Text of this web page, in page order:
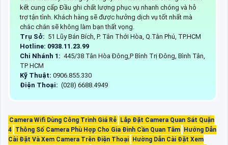
kết cung cấp Đầu ghi chất lượng phục vụ nhanh chóng và hỗ
trợ tận tình. Khách hàng sẽ được hưởng dịch vụ tốt nhất mà
chắc chắn sẽ không làm bạn thất vọng.
Trụ Sở: 51 Lũy Bán Bích, P. Tân Thới Hòa, Q.Tân Phú, TP.HCM
Hotline: 0938.11.23.99
Chi Nhánh 1: 445/38 Tân Hòa Đông,P Bình Trị Đông, Bình Tân,
TP HCM
Kỹ Thuật: 0906.855.330
Điện Thoại: (028) 6688.4949
Camera Wifi Dùng Công Trình Giá Rẻ
Lắp Đặt Camera Quan Sát Quận
4 Thông Số Camera Phù Hợp Cho Gia Đình Cần Quan Tâm
Hướng Dẫn
Cài Đặt Và Xem Camera Trên Điện Thoại
Hường Dẫn Cài Đặt Xem